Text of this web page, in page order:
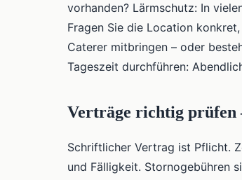
vorhanden? Lärmschutz: In
Fragen Sie die Location
Caterer mitbringen – oder
Tageszeit durchführen:
Verträge richtig prüfen
Schriftlicher Vertrag ist Pflicht.
und Fälligkeit. Stornogebühren